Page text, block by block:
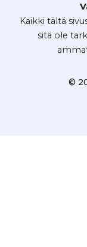
Kaikki tältä
sitä ole
©